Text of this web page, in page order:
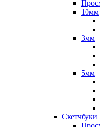
10мм
3мм
5мм
Скетчбуки